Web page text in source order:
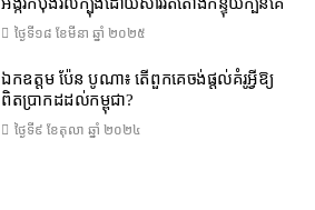
ថ្ងៃទី១៨ ខែ​មីនា ឆ្នាំ ២០២៥
ឯកឧត្តម ប៉ែន បូណា៖ តើពួកគេចង់ផ្តល់គំរូអ្វីឱ្យ
ពិតប្រាកដដល់កម្ពុជា?
ថ្ងៃទី៩ ខែ​តុលា ឆ្នាំ ២០២៤